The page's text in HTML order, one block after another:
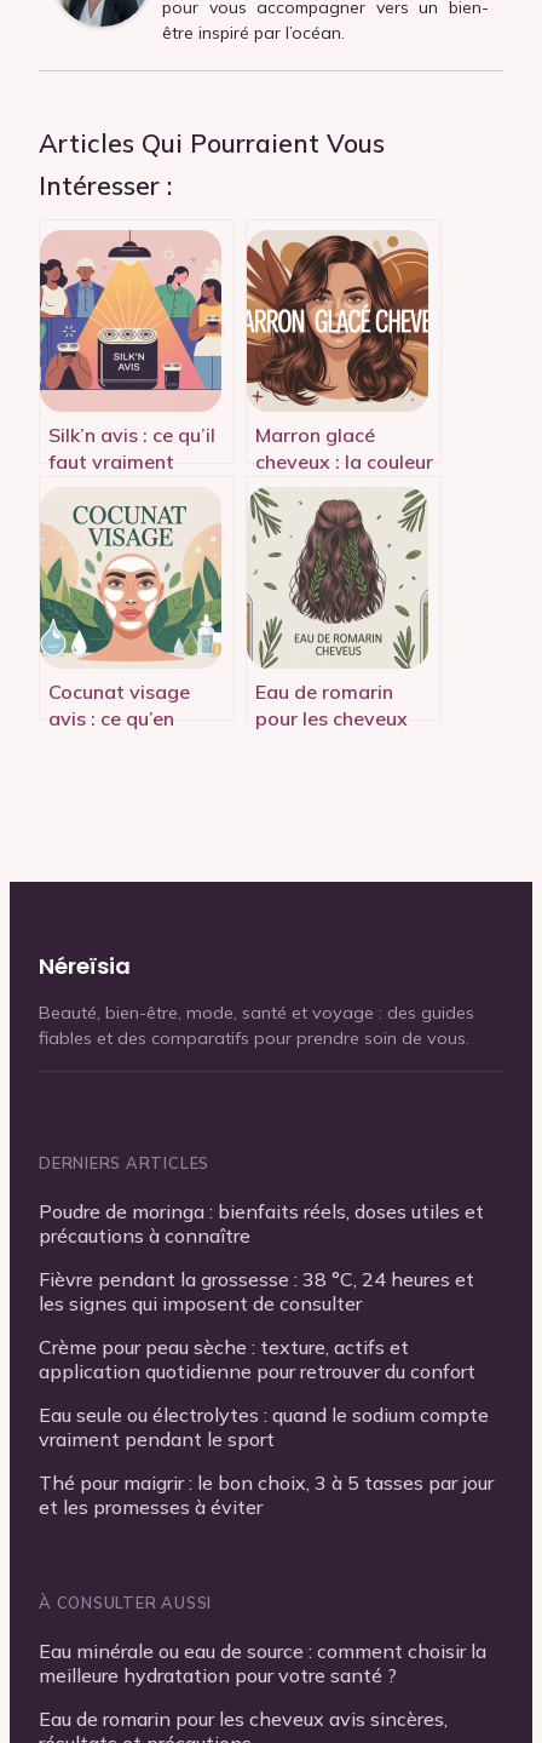
pour vous accompagner vers un bien-
être inspiré par l’océan.
Articles Qui Pourraient Vous
Intéresser :
Silk’n avis : ce qu’il
faut vraiment
d’acheter
Marron glacé
cheveux : la couleur
gourmande qui
illumine le brun
Cocunat visage
avis : ce qu’en
Eau de romarin
pour les cheveux
Néreïsia
Beauté, bien-être, mode, santé et voyage : des guides
fiables et des comparatifs pour prendre soin de vous.
DERNIERS ARTICLES
Poudre de moringa : bienfaits réels, doses utiles et
précautions à connaître
Fièvre pendant la grossesse : 38 °C, 24 heures et
les signes qui imposent de consulter
Crème pour peau sèche : texture, actifs et
application quotidienne pour retrouver du confort
Eau seule ou électrolytes : quand le sodium compte
vraiment pendant le sport
Thé pour maigrir : le bon choix, 3 à 5 tasses par jour
et les promesses à éviter
À CONSULTER AUSSI
Eau minérale ou eau de source : comment choisir la
meilleure hydratation pour votre santé ?
Eau de romarin pour les cheveux avis sincères,